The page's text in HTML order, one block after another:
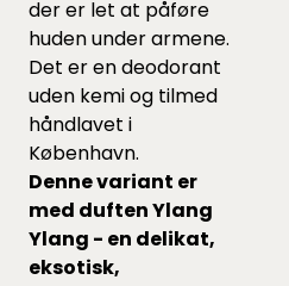
der er let at påføre
huden under armene.
Det er en deodorant
uden kemi og tilmed
håndlavet i
København.
Denne variant er
med duften Ylang
Ylang - en delikat,
eksotisk,